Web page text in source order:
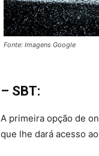
Fonte: Imagens Google
– SBT:
A primeira opção de
que lhe dará acesso